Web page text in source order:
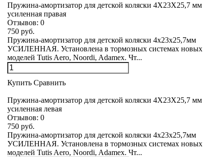
Пружина-амортизатор для детской коляски 4Х23Х25,7 мм
усиленная правая
Отзывов: 0
750 руб.
Пружина-амортизатор для детской коляски 4х23х25,7мм
УСИЛЕННАЯ. Установлена в тормозных системах новых
моделей Tutis Aero, Noordi, Adamex. Чт...
Купить Сравнить
Пружина-амортизатор для детской коляски 4Х23Х25,7 мм
усиленная левая
Отзывов: 0
750 руб.
Пружина-амортизатор для детской коляски 4х23х25,7мм
УСИЛЕННАЯ. Установлена в тормозных системах новых
моделей Tutis Aero, Noordi, Adamex. Чт...